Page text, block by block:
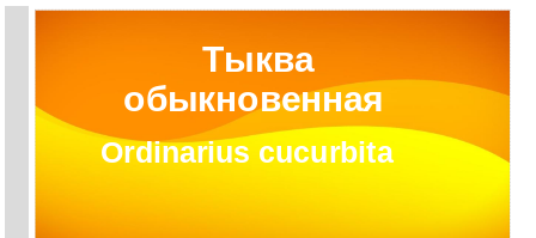
Тыква
обыкновенная
Ordinarius cucurbita